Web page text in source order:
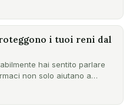
i tuoi reni dal
hai sentito parlare
non solo aiutano a…